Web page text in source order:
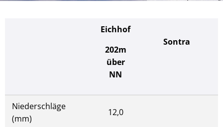
Eichhof
202m
über
NN
Sontra
Niederschläge
(mm)
12,0